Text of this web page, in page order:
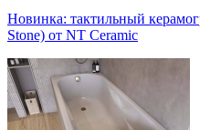
Новинка: тактильный
Stone) от NT Ceramic